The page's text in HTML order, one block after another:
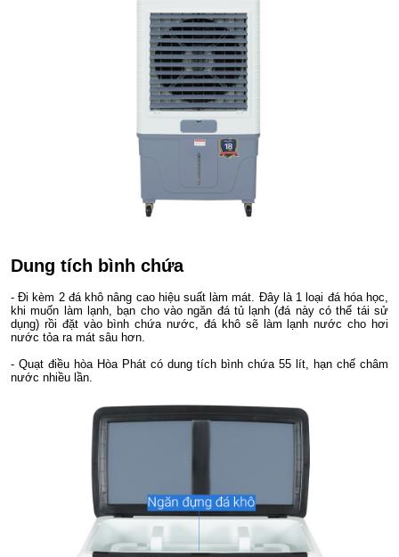
Dung tích bình chứa
- Đi kèm 2 đá khô nâng cao hiệu suất làm mát. Đây là 1 loại đá hóa học,
khi muốn làm lạnh, bạn cho vào ngăn đá tủ lạnh (đá này có thể tái sử
dụng) rồi đặt vào bình chứa nước, đá khô sẽ làm lạnh nước cho hơi
nước tỏa ra mát sâu hơn.
- Quạt điều hòa Hòa Phát có dung tích bình chứa 55 lít, hạn chế châm
nước nhiều lần.